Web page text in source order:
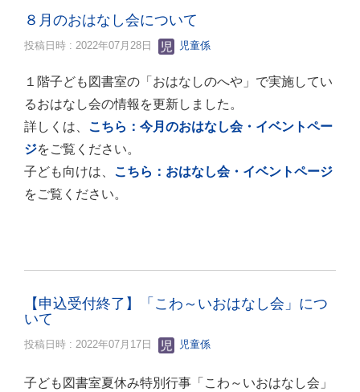
８月のおはなし会について
投稿日時 : 2022年07月28日 児童係
１階子ども図書室の「おはなしのへや」で実施してい
るおはなし会の情報を更新しました。
詳しくは、 こちら：今月のおはなし会・イベントペー
ジをご覧ください。
子ども向けは、 こちら：おはなし会・イベントページ
をご覧ください。
【申込受付終了】「こわ～いおはなし会」につ
いて
投稿日時 : 2022年07月17日 児童係
子ども図書室夏休み特別行事「こわ～いおはなし会」